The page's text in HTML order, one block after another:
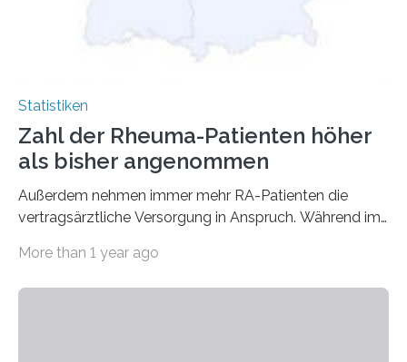
Statistiken
Zahl der Rheuma-Patienten höher
als bisher angenommen
Außerdem nehmen immer mehr RA-Patienten die
vertragsärztliche Versorgung in Anspruch. Während im
More than 1 year ago